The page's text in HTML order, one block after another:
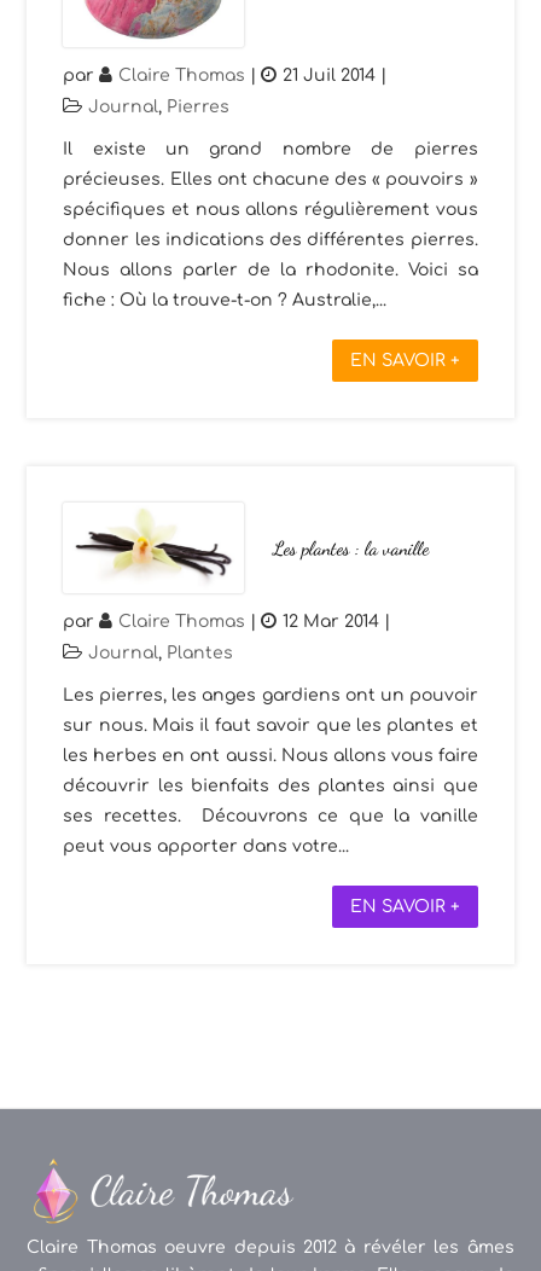
par Claire Thomas | 21 Juil 2014
Journal, Pierres
Il existe un grand nombre de pierres
précieuses. Elles ont chacune des « pouvoirs »
spécifiques et nous allons régulièrement vous
donner les indications des différentes pierres.
Nous allons parler de la rhodonite. Voici sa
fiche : Où la trouve-t-on ? Australie,...
EN SAVOIR +
Les plantes : la vanille
par Claire Thomas | 12 Mar 2014
Journal, Plantes
Les pierres, les anges gardiens ont un pouvoir
sur nous. Mais il faut savoir que les plantes et
les herbes en ont aussi. Nous allons vous faire
découvrir les bienfaits des plantes ainsi que
ses recettes. Découvrons ce que la vanille
peut vous apporter dans votre...
EN SAVOIR +
Claire Thomas oeuvre depuis 2012 à révéler les âmes